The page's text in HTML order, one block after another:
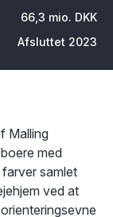
66,3 mio. DKK
Afsluttet 2023
Malling
med
samlet
ved at